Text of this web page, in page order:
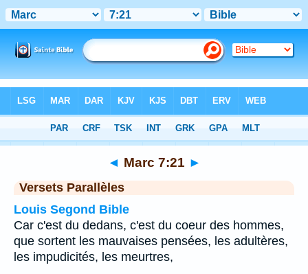
Chapitre 7> Verset 21
◄ Marc 7:21 ►
Versets Parallèles
Louis Segond Bible
Car c'est du dedans, c'est du coeur des hommes,
que sortent les mauvaises pensées, les adultères,
les impudicités, les meurtres,